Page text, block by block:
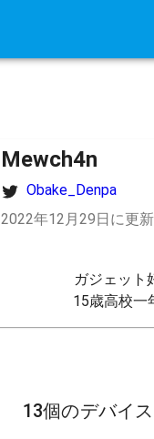
Mewch4n
Obake_Denpa
2022年12月29日に更新
ガジェット
15歳高校一
13個のデバイ